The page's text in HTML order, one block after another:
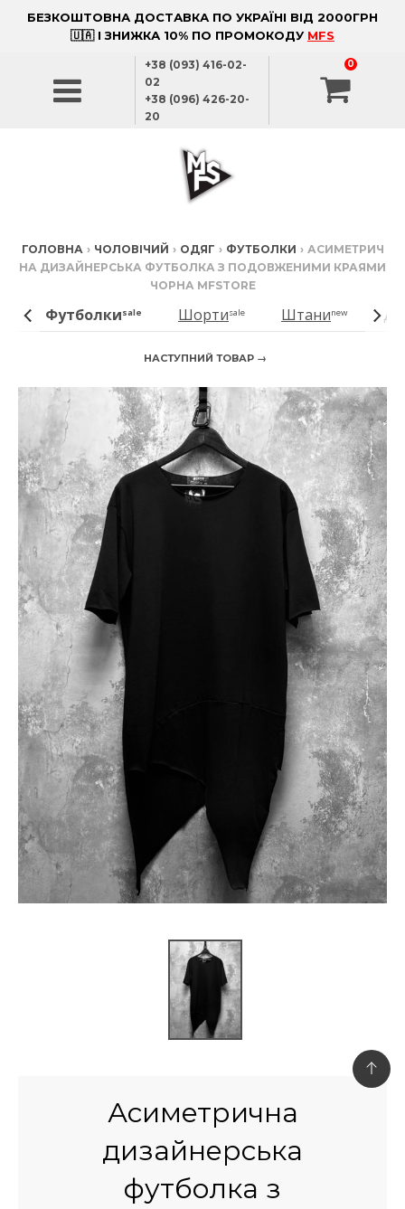
БЕЗКОШТОВНА ДОСТАВКА ПО УКРАЇНІ ВІД 2000ГРН
🇺🇦 І ЗНИЖКА 10% ПО ПРОМОКОДУ MFS
+38 (093) 416-02-
02
+38 (096) 426-20-
20
0
ГОЛОВНА › ЧОЛОВІЧИЙ › ОДЯГ › ФУТБОЛКИ › АСИМЕТРИЧ
НА ДИЗАЙНЕРСЬКА ФУТБОЛКА З ПОДОВЖЕНИМИ КРАЯМИ
ЧОРНА MFSTORE
Футболкиsale Шортиsale Штаниnew
НАСТУПНИЙ ТОВАР →
Асиметрична
дизайнерська
футболка з